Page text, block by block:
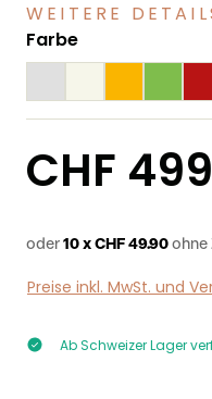
WEITERE
Farbeauswählen
Regulärer Preis:
CHF
oder 10 x CHF 49.90 ohne
Preise inkl. MwSt. und
Ab Schweizer Lager